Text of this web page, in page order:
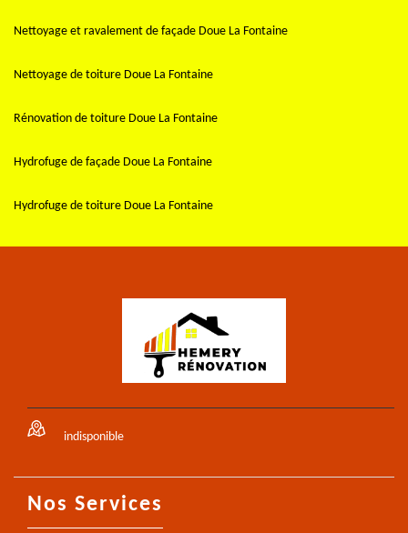
Nettoyage et ravalement de façade Doue La Fontaine
Nettoyage de toiture Doue La Fontaine
Rénovation de toiture Doue La Fontaine
Hydrofuge de façade Doue La Fontaine
Hydrofuge de toiture Doue La Fontaine
indisponible
Nos Services